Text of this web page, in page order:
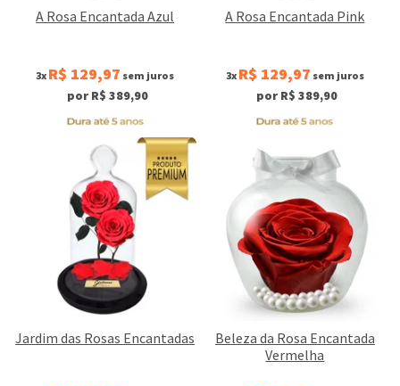
A Rosa Encantada Azul
3x R$ 129,97 sem juros
por R$ 389,90
A Rosa Encantada Pink
3x R$ 129,97 sem juros
por R$ 389,90
Jardim das Rosas Encantadas
Beleza da Rosa Encantada
Vermelha